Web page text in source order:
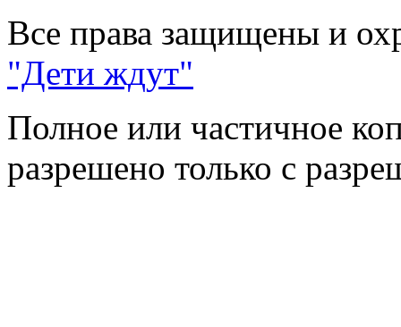
Все права защищены и
"Дети ждут"
Полное или частичное
разрешено только с